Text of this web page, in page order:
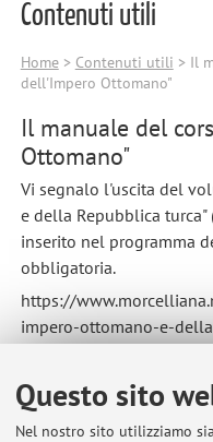
Questo sito
Nel nostro sito utilizziamo
Contenuti utili
Home> Contenuti utili > Il
dell'Impero Ottomano"
Il manuale del
Ottomano"
Vi segnalo l'uscita del
e della Repubblica
inserito nel programma
obbligatoria.
https://
impero-ottomano-e-